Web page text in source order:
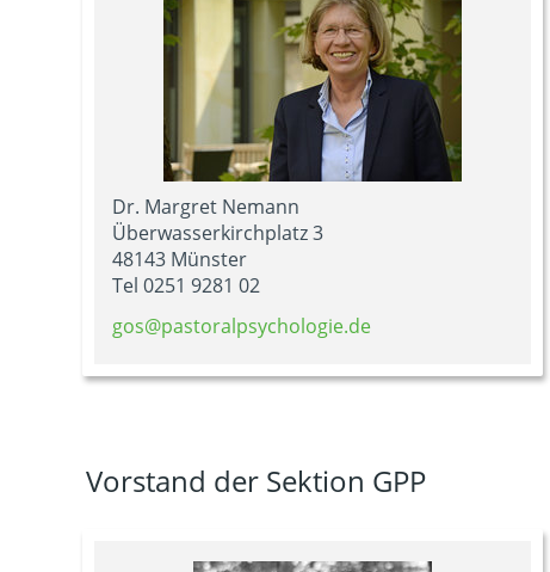
Dr. Margret Nemann
Überwasserkirchplatz 3
48143 Münster
Tel 0251 9281 02
gos@pastoralpsychologie.de
Vorstand der Sektion GPP